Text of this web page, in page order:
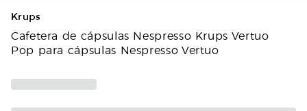
Krups
Cafetera de cápsulas Nespresso Krups Vertuo
Pop para cápsulas Nespresso Vertuo